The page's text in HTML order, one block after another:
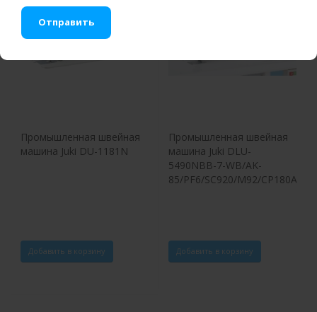
Отправить
Промышленная швейная
машина Juki DU-1181N
Добавить в корзину
Промышленная швейная
машина Juki DLU-
5490NBB-7-WB/AK-
85/PF6/SC920/M92/CP180A
Добавить в корзину